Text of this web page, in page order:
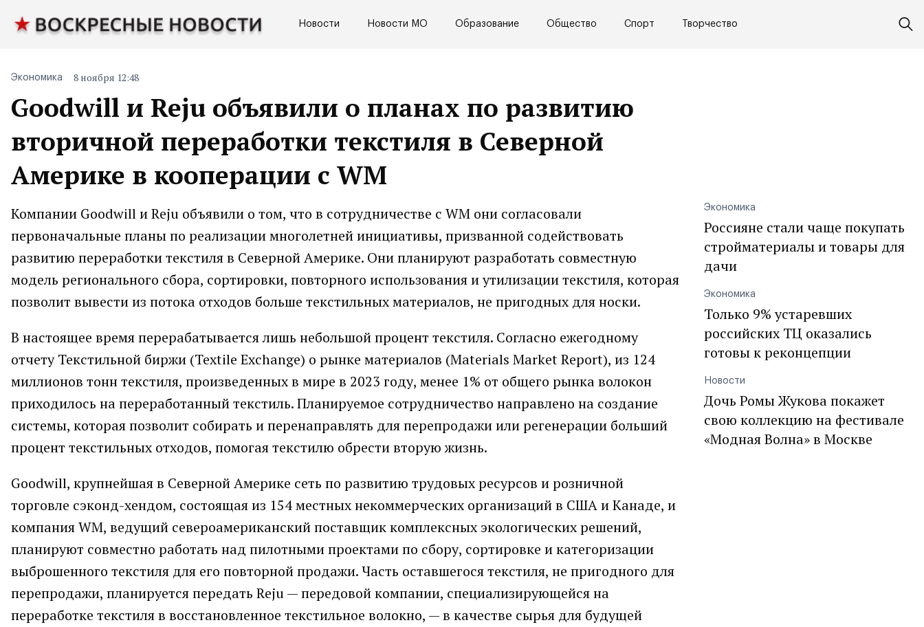
Новости Новости МО Образование Общество Спорт Творчество
Goodwill и Reju объявили о планах по развитию
вторичной переработки текстиля в Северной
Америке в кооперации с WM
Экономика 8 ноября 12:48
Компании Goodwill и Reju объявили о том, что в сотрудничестве с WM они согласовали
первоначальные планы по реализации многолетней инициативы, призванной содействовать
развитию переработки текстиля в Северной Америке. Они планируют разработать совместную
модель регионального сбора, сортировки, повторного использования и утилизации текстиля, которая
позволит вывести из потока отходов больше текстильных материалов, не пригодных для носки.
В настоящее время перерабатывается лишь небольшой процент текстиля. Согласно ежегодному
отчету Текстильной биржи (Textile Exchange) о рынке материалов (Materials Market Report), из 124
миллионов тонн текстиля, произведенных в мире в 2023 году, менее 1% от общего рынка волокон
приходилось на переработанный текстиль. Планируемое сотрудничество направлено на создание
системы, которая позволит собирать и перенаправлять для перепродажи или регенерации больший
процент текстильных отходов, помогая текстилю обрести вторую жизнь.
Goodwill, крупнейшая в Северной Америке сеть по развитию трудовых ресурсов и розничной
торговле сэконд-хендом, состоящая из 154 местных некоммерческих организаций в США и Канаде, и
компания WM, ведущий североамериканский поставщик комплексных экологических решений,
планируют совместно работать над пилотными проектами по сбору, сортировке и категоризации
выброшенного текстиля для его повторной продажи. Часть оставшегося текстиля, не пригодного для
перепродажи, планируется передать Reju — передовой компании, специализирующейся на
переработке текстиля в восстановленное текстильное волокно, — в качестве сырья для будущей
Экономика
Россияне стали чаще покупать
стройматериалы и товары для
дачи
Экономика
Только 9% устаревших
российских ТЦ оказались
готовы к реконцепции
Новости
Дочь Ромы Жукова покажет
свою коллекцию на фестивале
«Модная Волна» в Москве